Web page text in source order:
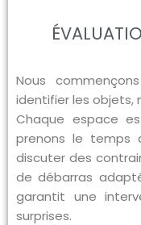
Nous
identifier les objets,
Chaque espace
prenons le temps
discuter des
de débarras
garantit une
surprises.